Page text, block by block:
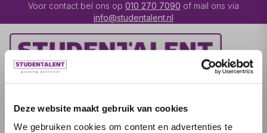
Deze website maakt gebruik van cookies
We gebruiken cookies om content en advertenties te
Voor contact bel ons op 010 270 7090 of mail ons via
info@studentalent.nl
UITZENDKRACHT